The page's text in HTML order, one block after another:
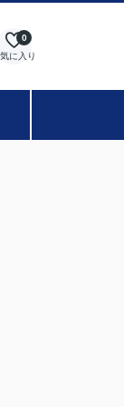
に入り
0